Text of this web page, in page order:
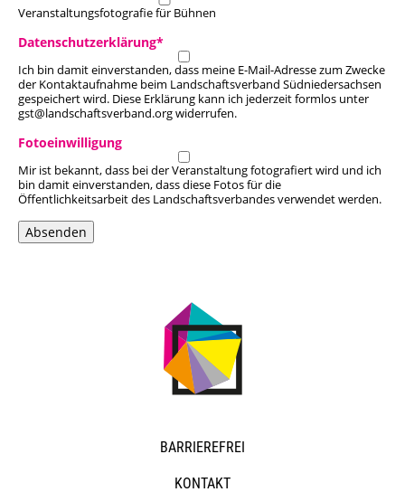
Veranstaltungsfotografie für Bühnen
Pflichtfeld
Datenschutzerklärung*
Ich bin damit einverstanden, dass meine E-Mail-Adresse zum Zwecke
der Kontaktaufnahme beim Landschaftsverband Südniedersachsen
gespeichert wird. Diese Erklärung kann ich jederzeit formlos unter
gst@landschaftsverband.org widerrufen.
Fotoeinwilligung
Mir ist bekannt, dass bei der Veranstaltung fotografiert wird und ich
bin damit einverstanden, dass diese Fotos für die
Öffentlichkeitsarbeit des Landschaftsverbandes verwendet werden.
Absenden
BARRIEREFREI
KONTAKT